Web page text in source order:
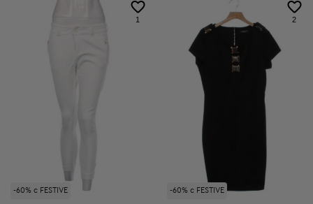
-60% с FESTIVE
1
-60% с FESTIVE
2